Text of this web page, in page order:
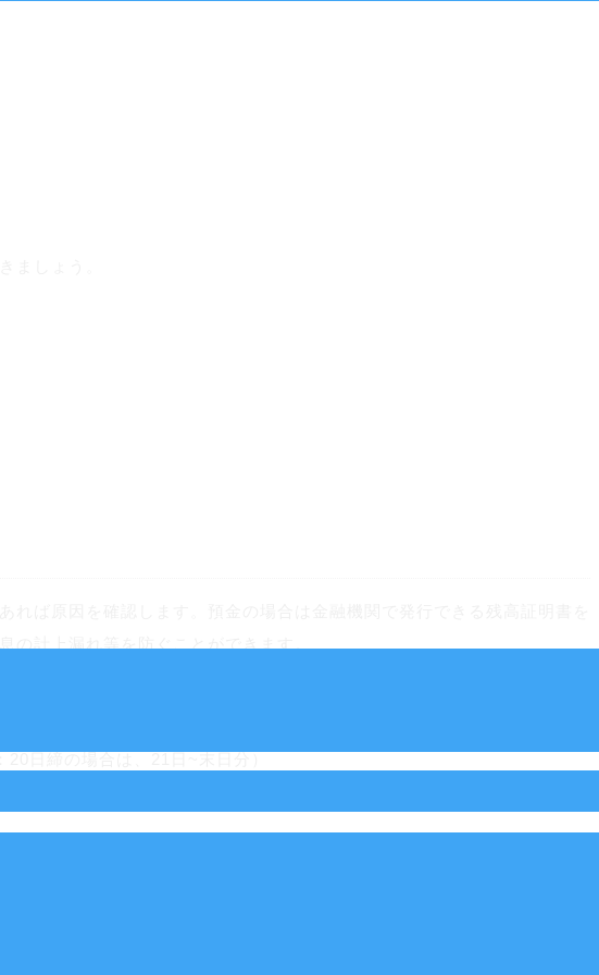
ば原因を確認します。預金の場合は金融機関で発行できる残高証明書を
の計上漏れ等を防ぐことができます。
日締の場合は、21日~末日分）
また、貸倒れや不良債権（回収の見込みがないもの）がないかも確認し
計算します。決算日間近に購入したもののうち、未使用分は棚卸として